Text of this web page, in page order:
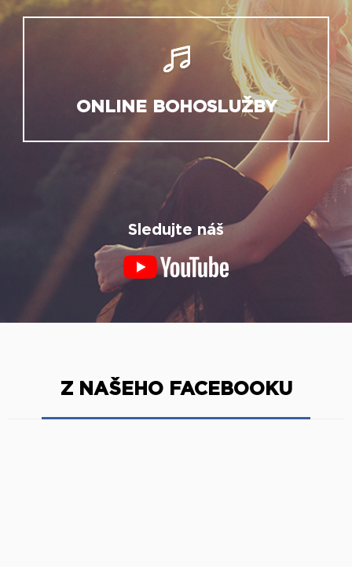
ONLINE BOHOSLUŽBY
Sledujte náš
Z NAŠEHO FACEBOOKU